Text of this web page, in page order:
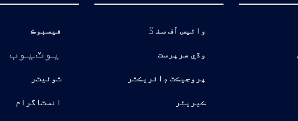
وائيس آف سن ڌ
وڏي سرپرست
پروجيڪٽ ڊائريڪٽر
ڪيريئر
فيسبوڪ
يوٽيوب
ٽوئيٽر
انسٽاگرام